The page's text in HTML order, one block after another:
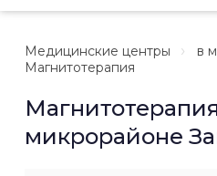
Медицинские центры
в
Магнитотерапия
микрорайоне